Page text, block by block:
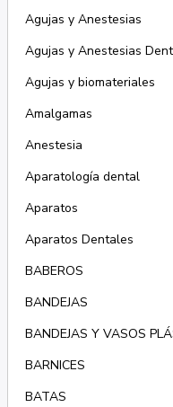
Agujas y Anestesias
Agujas y Anestesias
Agujas y biomateriales
Amalgamas
Anestesia
Aparatología dental
Aparatos
Aparatos Dentales
BABEROS
BANDEJAS
BANDEJAS Y VASOS
BARNICES
BATAS